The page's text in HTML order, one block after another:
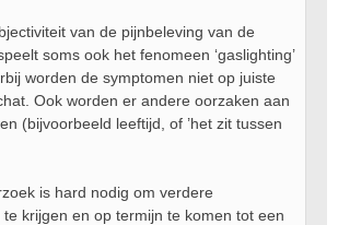
van de pijnbeleving van de
soms ook het fenomeen ‘gaslighting’
worden de symptomen niet op juiste
Ook worden er andere oorzaken aan
(bijvoorbeeld leeftijd, of ’het zit tussen
is hard nodig om verdere
te krijgen en op termijn te komen tot een